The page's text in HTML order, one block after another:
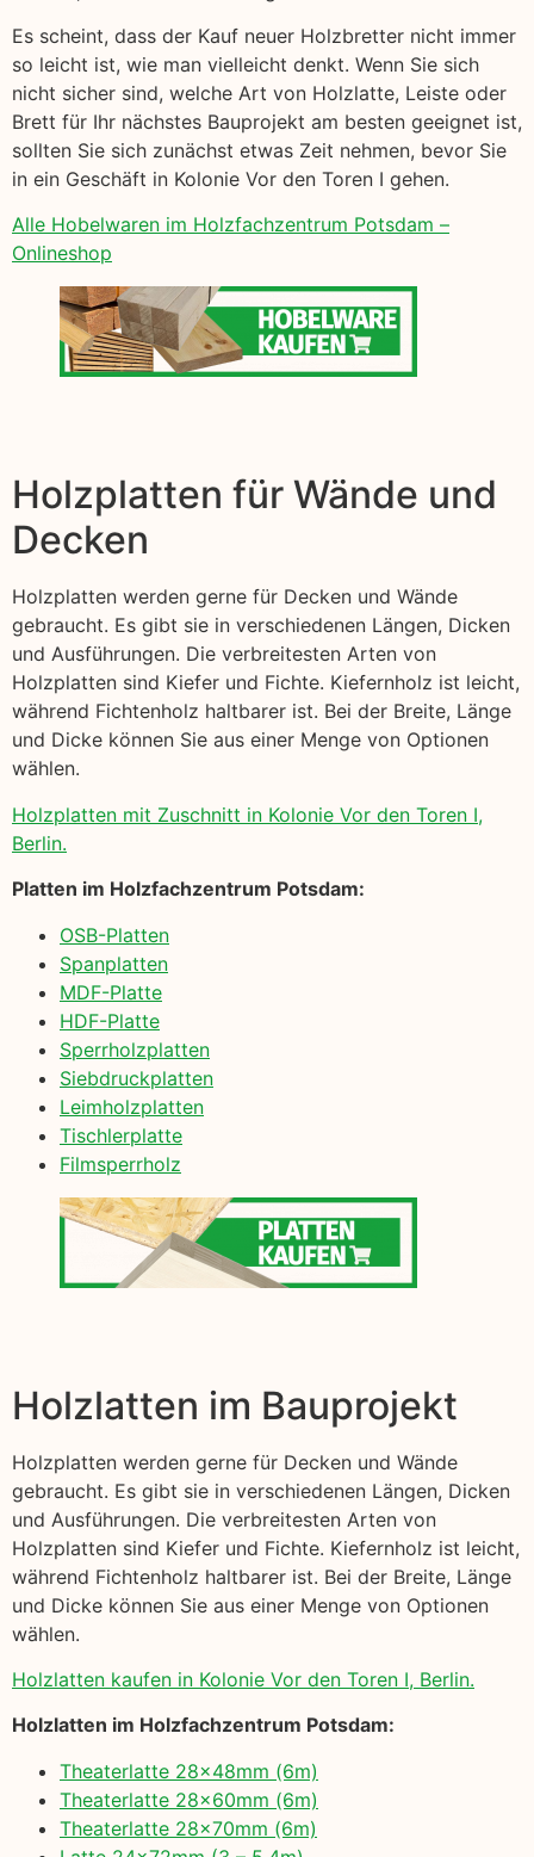
Es scheint, dass der Kauf neuer Holzbretter nicht immer
so leicht ist, wie man vielleicht denkt. Wenn Sie sich
nicht sicher sind, welche Art von Holzlatte, Leiste oder
Brett für Ihr nächstes Bauprojekt am besten geeignet ist,
sollten Sie sich zunächst etwas Zeit nehmen, bevor Sie
in ein Geschäft in Kolonie Vor den Toren I gehen.
Alle Hobelwaren im Holzfachzentrum Potsdam –
Onlineshop
Holzplatten für Wände und
Decken
Holzplatten werden gerne für Decken und Wände
gebraucht. Es gibt sie in verschiedenen Längen, Dicken
und Ausführungen. Die verbreitesten Arten von
Holzplatten sind Kiefer und Fichte. Kiefernholz ist leicht,
während Fichtenholz haltbarer ist. Bei der Breite, Länge
und Dicke können Sie aus einer Menge von Optionen
wählen.
Holzplatten mit Zuschnitt in Kolonie Vor den Toren I,
Berlin.
Platten im Holzfachzentrum Potsdam:
OSB-Platten
Spanplatten
MDF-Platte
HDF-Platte
Sperrholzplatten
Siebdruckplatten
Leimholzplatten
Tischlerplatte
Filmsperrholz
Holzlatten im Bauprojekt
Holzplatten werden gerne für Decken und Wände
gebraucht. Es gibt sie in verschiedenen Längen, Dicken
und Ausführungen. Die verbreitesten Arten von
Holzplatten sind Kiefer und Fichte. Kiefernholz ist leicht,
während Fichtenholz haltbarer ist. Bei der Breite, Länge
und Dicke können Sie aus einer Menge von Optionen
wählen.
Holzlatten kaufen in Kolonie Vor den Toren I, Berlin.
Holzlatten im Holzfachzentrum Potsdam:
Theaterlatte 28x48mm (6m)
Theaterlatte 28x60mm (6m)
Theaterlatte 28x70mm (6m)